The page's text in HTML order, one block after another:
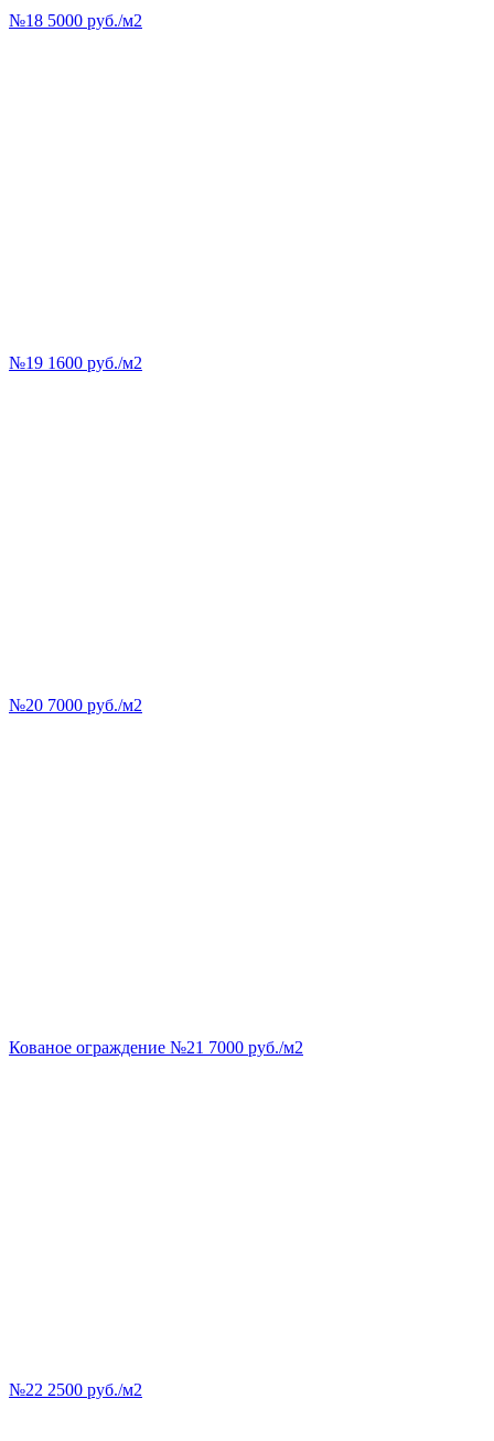
№18 5000 руб./м2
№19 1600 руб./м2
№20 7000 руб./м2
Кованое ограждение №21 7000 руб./м2
№22 2500 руб./м2